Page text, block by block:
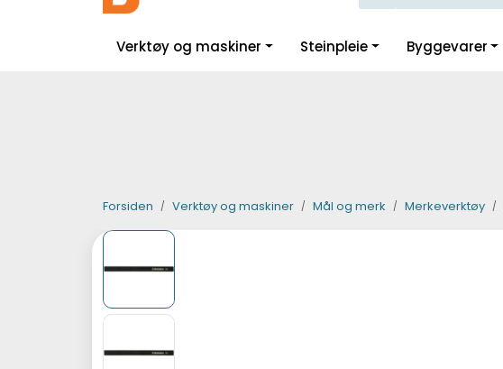
Skip to main content
Verktøy og maskiner Steinpleie Byggevarer
Forsiden Verktøy og maskiner Mål og merk Merkeverktøy